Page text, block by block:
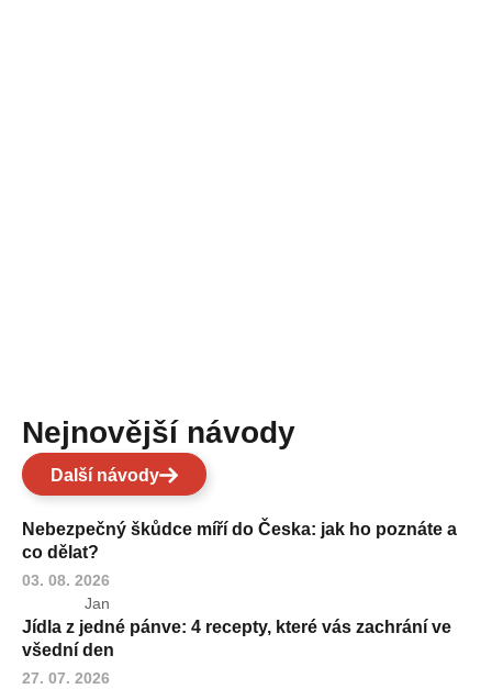
Nejnovější návody
Další návody
Nebezpečný škůdce míří do Česka: jak ho poznáte a
co dělat?
03. 08. 2026
Jan
Jídla z jedné pánve: 4 recepty, které vás zachrání ve
všední den
27. 07. 2026